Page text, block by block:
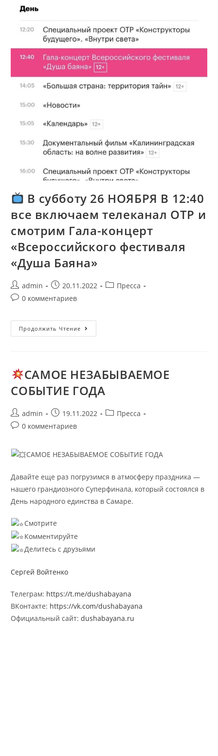
В субботу 26 НОЯБРЯ В 12:40
все включаем телеканал ОТР и
смотрим Гала-концерт
«Всероссийского фестиваля
«Душа Баяна»
admin 20.11.2022
Пресса
0 комментариев
Продолжить Чтение
САМОЕ НЕЗАБЫВАЕМОЕ
СОБЫТИЕ ГОДА
admin 19.11.2022
Пресса
0 комментариев
САМОЕ НЕЗАБЫВАЕМОЕ СОБЫТИЕ ГОДА
Давайте еще раз погрузимся в атмосферу праздника —
нашего грандиозного Суперфинала, который состоялся в
День народного единства в Самаре.
Смотрите
Комментируйте
Делитесь с друзьями
Сергей Войтенко
Телеграм: https://t.me/dushabayana
ВКонтакте: https://vk.com/dushabayana
Официальный сайт:dushabayana.ru